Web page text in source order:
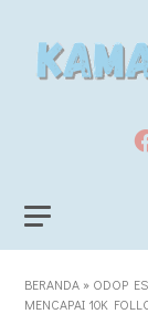
BERANDA » ODOP
MENCAPAI 10K